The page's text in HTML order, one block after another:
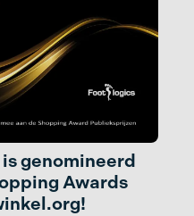
genomineerd
Awards